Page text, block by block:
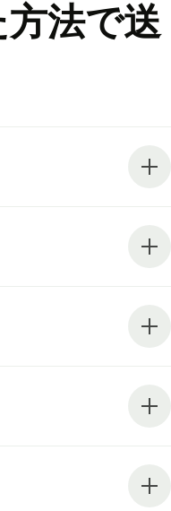
法で送